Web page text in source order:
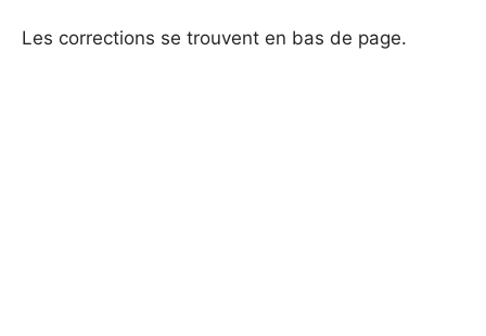
Les corrections se trouvent en bas de page.